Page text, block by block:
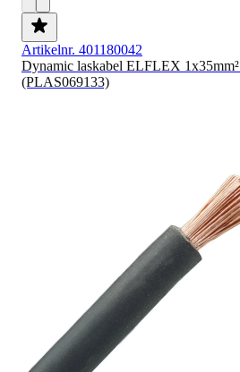
Artikelnr. 401180042
Dynamic laskabel ELFLEX
(PLAS069133)